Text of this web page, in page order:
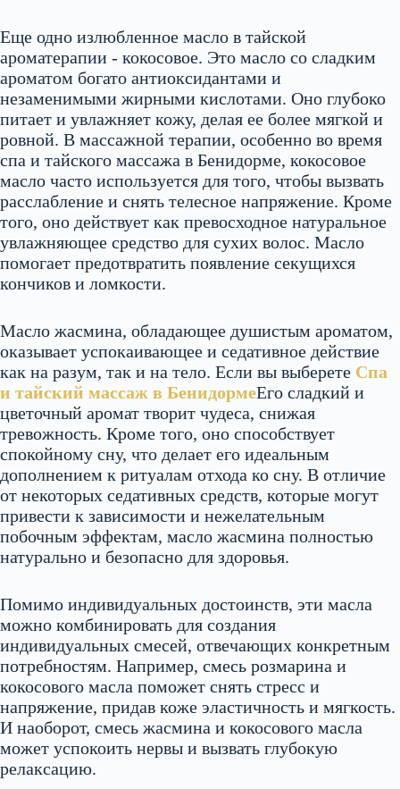
Еще одно излюбленное масло в тайской
ароматерапии - кокосовое. Это масло со сладким
ароматом богато антиоксидантами и
незаменимыми жирными кислотами. Оно глубоко
питает и увлажняет кожу, делая ее более мягкой и
ровной. В массажной терапии, особенно во время
спа и тайского массажа в Бенидорме, кокосовое
масло часто используется для того, чтобы вызвать
расслабление и снять телесное напряжение. Кроме
того, оно действует как превосходное натуральное
увлажняющее средство для сухих волос. Масло
помогает предотвратить появление секущихся
кончиков и ломкости.
Масло жасмина, обладающее душистым ароматом,
оказывает успокаивающее и седативное действие
как на разум, так и на тело. Если вы выберете Спа
и тайский массаж в БенидормеЕго сладкий и
цветочный аромат творит чудеса, снижая
тревожность. Кроме того, оно способствует
спокойному сну, что делает его идеальным
дополнением к ритуалам отхода ко сну. В отличие
от некоторых седативных средств, которые могут
привести к зависимости и нежелательным
побочным эффектам, масло жасмина полностью
натурально и безопасно для здоровья.
Помимо индивидуальных достоинств, эти масла
можно комбинировать для создания
индивидуальных смесей, отвечающих конкретным
потребностям. Например, смесь розмарина и
кокосового масла поможет снять стресс и
напряжение, придав коже эластичность и мягкость.
И наоборот, смесь жасмина и кокосового масла
может успокоить нервы и вызвать глубокую
релаксацию.